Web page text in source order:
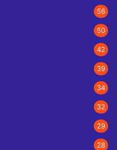
56
50
42
39
34
32
29
28